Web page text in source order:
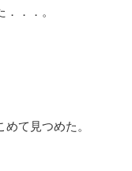
．．。
て見つめた。